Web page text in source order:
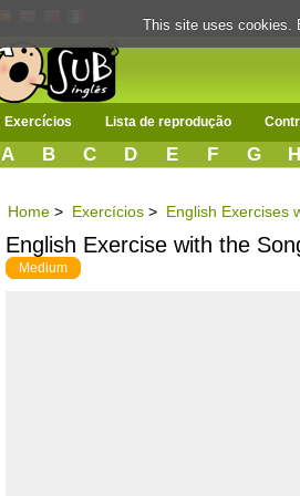
Exercícios Lista de reprodução
A B C D E F G H
Home > Exercícios > English Exercises
English Exercise with the
Medium
This site uses cookies.